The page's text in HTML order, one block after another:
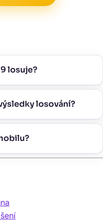
losuje?
losování?